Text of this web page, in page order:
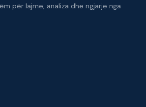
për lajme, analiza dhe ngjarje nga